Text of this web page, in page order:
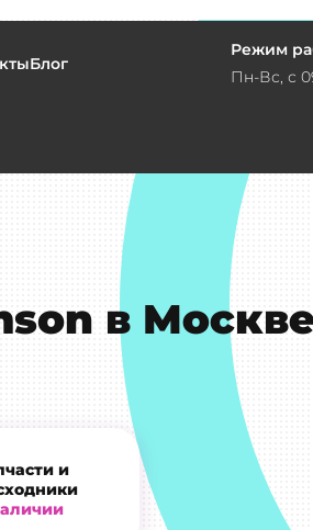
Блог
Режим
Пн-Вс, с
в
и